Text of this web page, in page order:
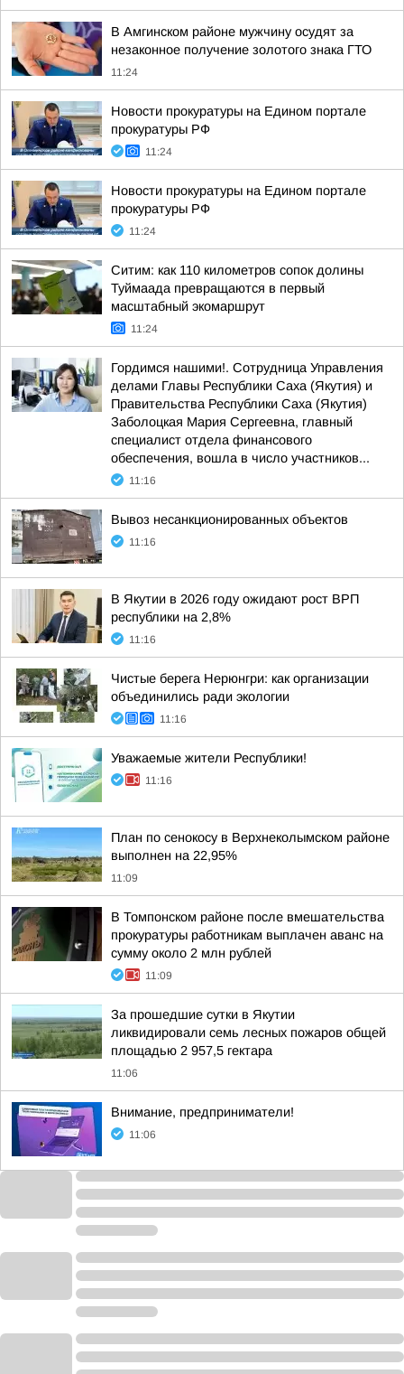
В Амгинском районе мужчину осудят за
незаконное получение золотого знака ГТО
11:24
Новости прокуратуры на Едином портале
прокуратуры РФ
11:24
Новости прокуратуры на Едином портале
прокуратуры РФ
11:24
Ситим: как 110 километров сопок долины
Туймаада превращаются в первый
масштабный экомаршрут
11:24
Гордимся нашими!. Сотрудница Управления
делами Главы Республики Саха (Якутия) и
Правительства Республики Саха (Якутия)
Заболоцкая Мария Сергеевна, главный
специалист отдела финансового
обеспечения, вошла в число участников...
11:16
Вывоз несанкционированных объектов
11:16
В Якутии в 2026 году ожидают рост ВРП
республики на 2,8%
11:16
Чистые берега Нерюнгри: как организации
объединились ради экологии
11:16
Уважаемые жители Республики!
11:16
План по сенокосу в Верхнеколымском районе
выполнен на 22,95%
11:09
В Томпонском районе после вмешательства
прокуратуры работникам выплачен аванс на
сумму около 2 млн рублей
11:09
За прошедшие сутки в Якутии
ликвидировали семь лесных пожаров общей
площадью 2 957,5 гектара
11:06
Внимание, предприниматели!
11:06